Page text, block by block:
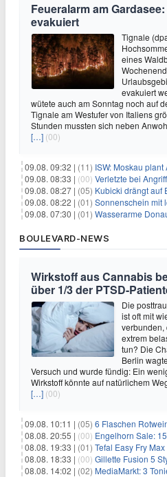
Feueralarm am
evakuiert
Tignale
eines
evakuiert
wütete auch am Sonntag noch auf
Tignale am Westufer von Italiens
Stunden mussten sich neben
[…] (00)
09.08. 09:32 | (11) ISW: Moskau plant
09.08. 08:33 | (00) Verletzte bei Angriff
09.08. 08:27 | (05) Kubicki drängt auf
09.08. 08:22 | (01) Sonnenschein mit
09.08. 07:30 | (01) Wasserarme Donau
BOULEVARD-NEWS
Wirkstoff aus Cannabis
über 1/3 der PTSD-
Die
ist oft mit
verbunden,
extrem
tun? Die
Berlin
Versuch und wurde fündig: Ein
Wirkstoff könnte auf natürlichem
[…] (00)
09.08. 10:11 | (05) 6 Flaschen Rotwein (Vinos Tinto
08.08. 20:55 | (00) Engelhorn Sale: 15%
08.08. 19:33 | (01) Tefal Easy Fry Max
08.08. 18:33 | (00) Gillette Fusion 5 Styler
08.08. 14:02 | (02) MediaMarkt: 3